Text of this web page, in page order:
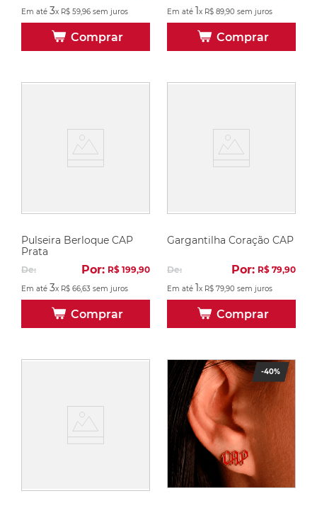
Em até 3x R$ 59,96 sem juros
Comprar
Em até 1x R$ 89,90 sem juros
Comprar
Pulseira Berloque CAP
Prata
De: Por: R$ 199,90
Em até 3x R$ 66,63 sem juros
Comprar
Gargantilha Coração CAP
De: Por: R$ 79,90
Em até 1x R$ 79,90 sem juros
Comprar
-40%